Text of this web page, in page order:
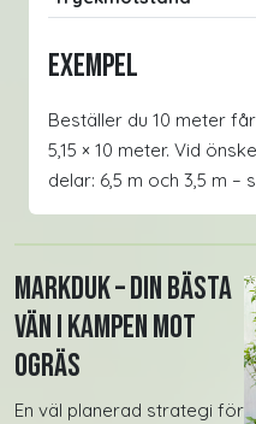
Exempel
Beställer du 10 meter
5,15 × 10 meter. Vid
delar: 6,5 m och 3,5 m –
Markduk – Din bästa
vän i kampen mot
ogräs
En väl planerad strategi för